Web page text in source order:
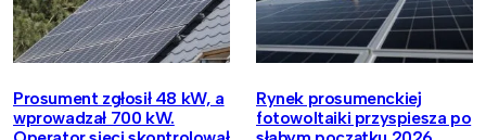
Prosument zgłosił 48 kW, a
wprowadzał 700 kW.
Rynek prosumenckiej
fotowoltaiki przyspiesza po